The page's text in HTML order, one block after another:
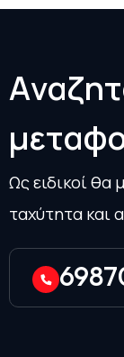
Αναζητ
μεταφ
Ως ειδικοί
ταχύτητα και